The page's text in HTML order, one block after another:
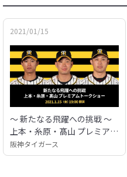
2021/01/15
〜 新たなる飛躍への挑戦 〜
上本・糸原・髙山 プレミアム
トークショー
阪神タイガース